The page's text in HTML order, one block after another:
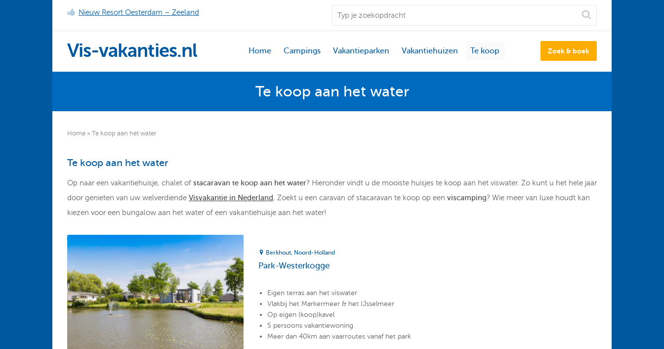
Nieuw Resort Oesterdam – Zeeland
Vis-vakanties.nl Home Campings Vakantieparken Vakantiehuizen Te koop Zoek & boek
Te koop aan het water
Home » Te koop aan het water
Te koop aan het water
Op naar een vakantiehuisje, chalet of stacaravan te koop aan het water? Hieronder vindt u de mooiste huisjes te koop aan het viswater. Zo kunt u het hele jaar
door genieten van uw welverdiende Visvakantie in Nederland Zoekt u een caravan of stacaravan te koop op een viscamping? Wie meer van luxe houdt kan
kiezen voor een bungalow aan het water of een vakantiehuisje aan het water!
Berkhout Noord-Holland
Park-Westerkogge
Eigen terras aan het viswater
Vlakbij het Markermeer & het IJsselmeer
Op eigen (koop)kavel
5 persoons vakantiewoning
Meer dan 40km aan vaarroutes vanaf het park